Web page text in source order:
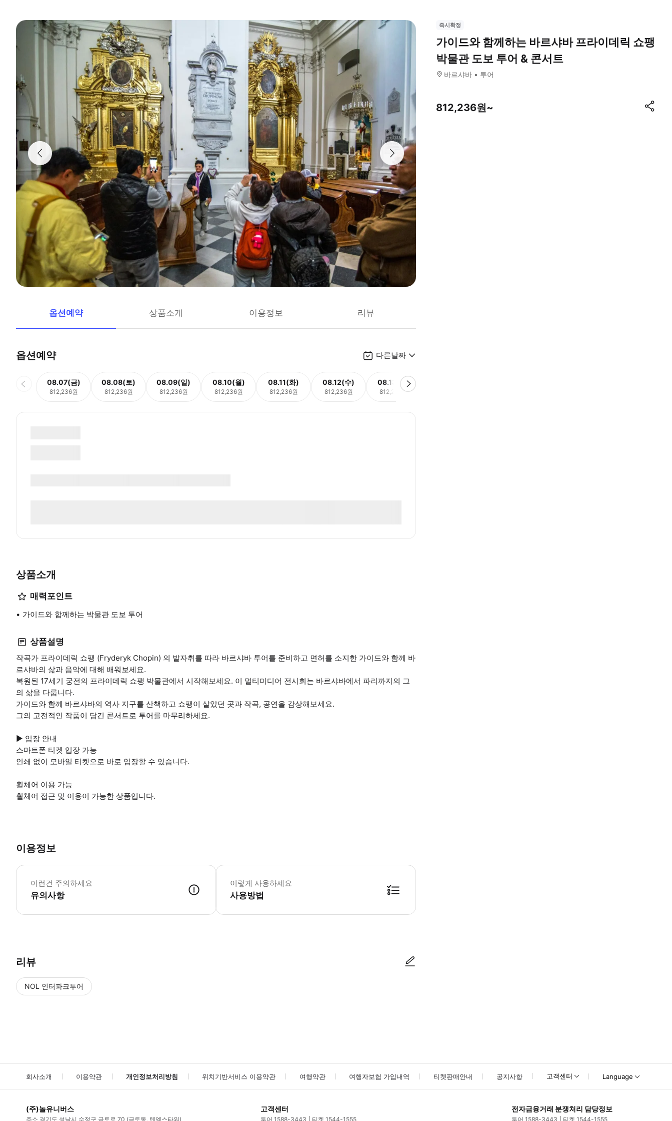
옵션예약 상품소개 이용정보 리뷰
옵션예약 다른날짜
08.07(금)
812,236원
08.08(토)
812,236원
08.09(일)
812,236원
08.10(월)
812,236원
08.11(화)
812,236원
08.12(수)
812,236원
08.13(목)
812,236원
상품소개
매력포인트
가이드와 함께하는 박물관 도보 투어
상품설명
작곡가 프라이데릭 쇼팽 (Fryderyk Chopin) 의 발자취를 따라 바르샤바 투어를 준비하고 면허를 소지한 가이드와 함께 바
르샤바의 삶과 음악에 대해 배워보세요.
복원된 17세기 궁전의 프라이데릭 쇼팽 박물관에서 시작해보세요. 이 멀티미디어 전시회는 바르샤바에서 파리까지의 그
의 삶을 다룹니다.
가이드와 함께 바르샤바의 역사 지구를 산책하고 쇼팽이 살았던 곳과 작곡, 공연을 감상해보세요.
그의 고전적인 작품이 담긴 콘서트로 투어를 마무리하세요.
▶ 입장 안내
스마트폰 티켓 입장 가능
인쇄 없이 모바일 티켓으로 바로 입장할 수 있습니다.
휠체어 이용 가능
휠체어 접근 및 이용이 가능한 상품입니다.
이용정보
이런건 주의하세요
유의사항
이렇게 사용하세요
사용방법
리뷰
NOL 인터파크투어
즉시확정
가이드와 함께하는 바르샤바 프라이데릭 쇼팽
박물관 도보 투어 & 콘서트
바르샤바 투어
812,236원~
회사소개 이용약관 개인정보처리방침 위치기반서비스 이용약관 여행약관 여행자보험 가입내역 티켓판매안내 공지사항 고객센터 Language
(주)놀유니버스
주소 경기도 성남시 수정구 금토로 70 (금토동, 텐엑스타워)
고객센터
투어 1588-3443 티켓 1544-1555
전자금융거래 분쟁처리 담당정보
투어 1588-3443 티켓 1544-1555